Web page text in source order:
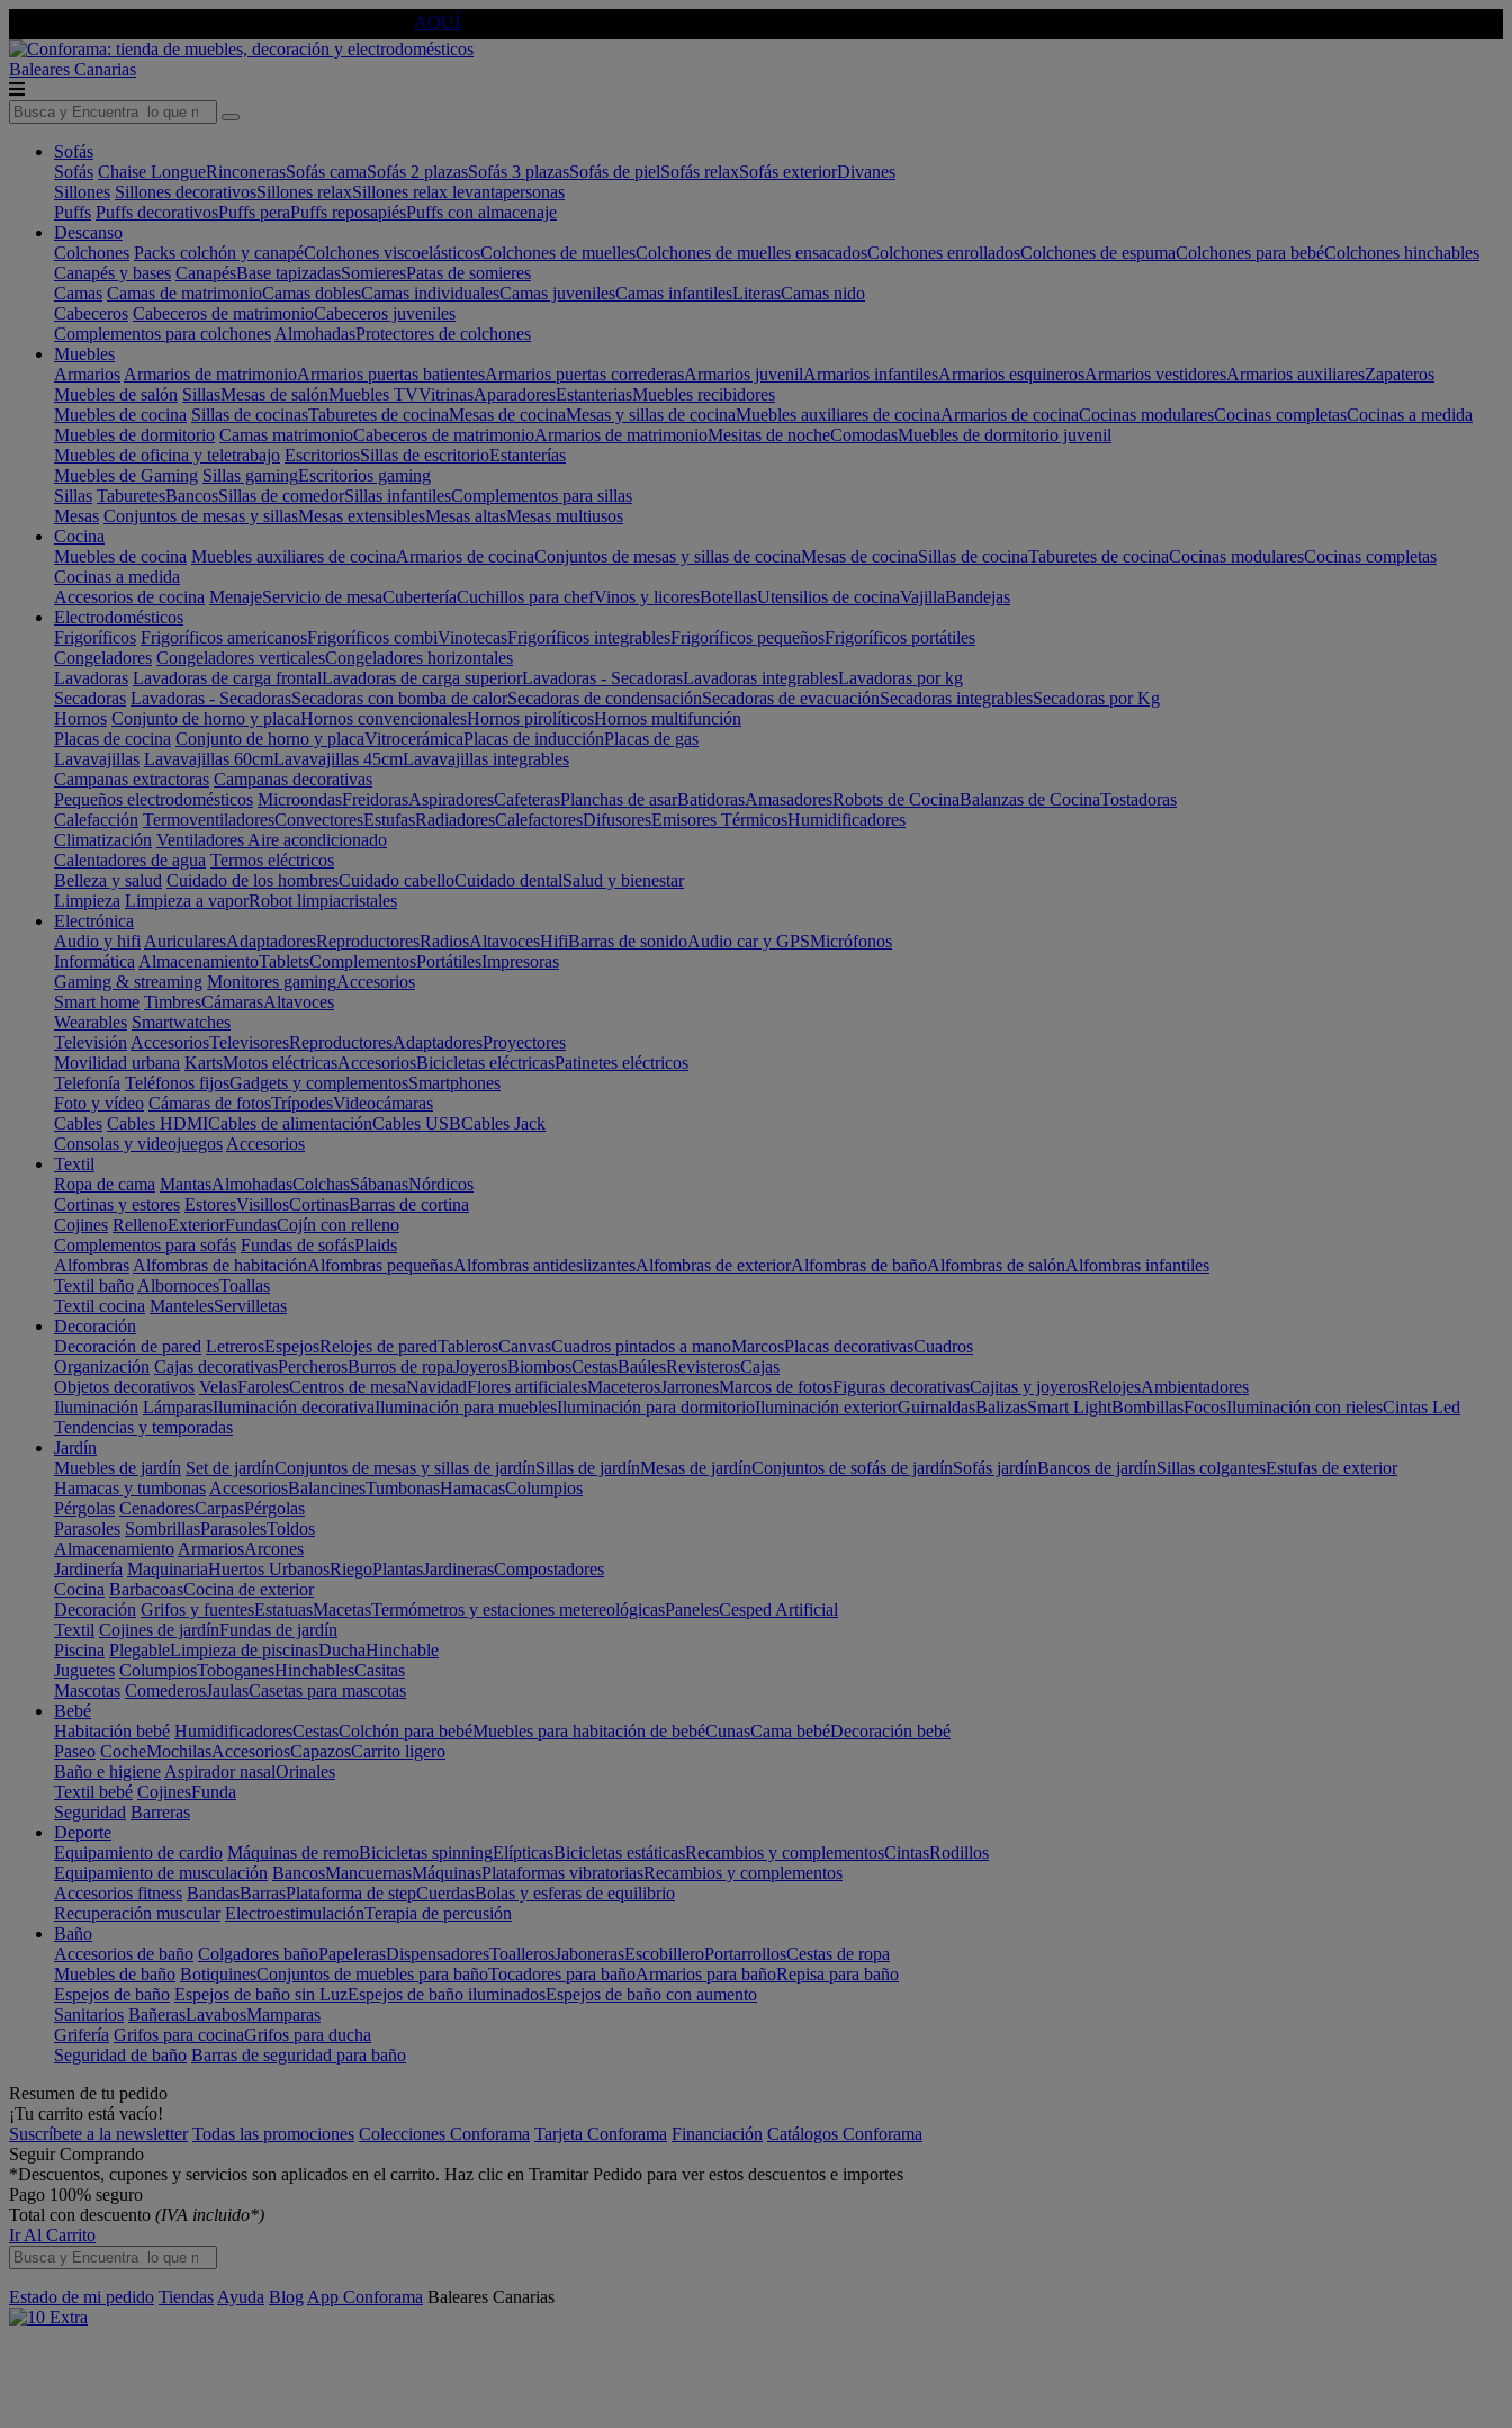
AQUÍ
Baleares Canarias
Sofás
Sofás Chaise LongueRinconerasSofás camaSofás 2 plazasSofás 3 plazasSofás de pielSofás relaxSofás exteriorDivanes
Sillones Sillones decorativosSillones relaxSillones relax levantapersonas
Puffs Puffs decorativosPuffs peraPuffs reposapiésPuffs con almacenaje
Descanso
Colchones Packs colchón y canapéColchones viscoelásticosColchones de muellesColchones de muelles ensacadosColchones enrolladosColchones de espumaColchones para bebéColchones hinchables
Canapés y bases CanapésBase tapizadasSomieresPatas de somieres
Camas Camas de matrimonioCamas doblesCamas individualesCamas juvenilesCamas infantilesLiterasCamas nido
Cabeceros Cabeceros de matrimonioCabeceros juveniles
Complementos para colchones AlmohadasProtectores de colchones
Muebles
Armarios Armarios de matrimonioArmarios puertas batientesArmarios puertas correderasArmarios juvenilArmarios infantilesArmarios esquinerosArmarios vestidoresArmarios auxiliaresZapateros
Muebles de salón SillasMesas de salónMuebles TVVitrinasAparadoresEstanteriasMuebles recibidores
Muebles de cocina Sillas de cocinasTaburetes de cocinaMesas de cocinaMesas y sillas de cocinaMuebles auxiliares de cocinaArmarios de cocinaCocinas modularesCocinas completasCocinas a medida
Muebles de dormitorio Camas matrimonioCabeceros de matrimonioArmarios de matrimonioMesitas de nocheComodasMuebles de dormitorio juvenil
Muebles de oficina y teletrabajo EscritoriosSillas de escritorioEstanterías
Muebles de Gaming Sillas gamingEscritorios gaming
Sillas TaburetesBancosSillas de comedorSillas infantilesComplementos para sillas
Mesas Conjuntos de mesas y sillasMesas extensiblesMesas altasMesas multiusos
Cocina
Muebles de cocina Muebles auxiliares de cocinaArmarios de cocinaConjuntos de mesas y sillas de cocinaMesas de cocinaSillas de cocinaTaburetes de cocinaCocinas modularesCocinas completas
Cocinas a medida
Accesorios de cocina MenajeServicio de mesaCuberteríaCuchillos para chefVinos y licoresBotellasUtensilios de cocinaVajillaBandejas
Electrodomésticos
Frigoríficos Frigoríficos americanosFrigoríficos combiVinotecasFrigoríficos integrablesFrigoríficos pequeñosFrigoríficos portátiles
Congeladores Congeladores verticalesCongeladores horizontales
Lavadoras Lavadoras de carga frontalLavadoras de carga superiorLavadoras - SecadorasLavadoras integrablesLavadoras por kg
Secadoras Lavadoras - SecadorasSecadoras con bomba de calorSecadoras de condensaciónSecadoras de evacuaciónSecadoras integrablesSecadoras por Kg
Hornos Conjunto de horno y placaHornos convencionalesHornos pirolíticosHornos multifunción
Placas de cocina Conjunto de horno y placaVitrocerámicaPlacas de inducciónPlacas de gas
Lavavajillas Lavavajillas 60cmLavavajillas 45cmLavavajillas integrables
Campanas extractoras Campanas decorativas
Pequeños electrodomésticos MicroondasFreidorasAspiradoresCafeterasPlanchas de asarBatidorasAmasadoresRobots de CocinaBalanzas de CocinaTostadoras
Calefacción TermoventiladoresConvectoresEstufasRadiadoresCalefactoresDifusoresEmisores TérmicosHumidificadores
Climatización Ventiladores Aire acondicionado
Calentadores de agua Termos eléctricos
Belleza y salud Cuidado de los hombresCuidado cabelloCuidado dentalSalud y bienestar
Limpieza Limpieza a vaporRobot limpiacristales
Electrónica
Audio y hifi AuricularesAdaptadoresReproductoresRadiosAltavocesHifiBarras de sonidoAudio car y GPSMicrófonos
Informática AlmacenamientoTabletsComplementosPortátilesImpresoras
Gaming & streaming Monitores gamingAccesorios
Smart home TimbresCámarasAltavoces
Wearables Smartwatches
Televisión AccesoriosTelevisoresReproductoresAdaptadoresProyectores
Movilidad urbana KartsMotos eléctricasAccesoriosBicicletas eléctricasPatinetes eléctricos
Telefonía Teléfonos fijosGadgets y complementosSmartphones
Foto y vídeo Cámaras de fotosTrípodesVideocámaras
Cables Cables HDMICables de alimentaciónCables USBCables Jack
Consolas y videojuegos Accesorios
Textil
Ropa de cama MantasAlmohadasColchasSábanasNórdicos
Cortinas y estores EstoresVisillosCortinasBarras de cortina
Cojines RellenoExteriorFundasCojín con relleno
Complementos para sofás Fundas de sofásPlaids
Alfombras Alfombras de habitaciónAlfombras pequeñasAlfombras antideslizantesAlfombras de exteriorAlfombras de bañoAlfombras de salónAlfombras infantiles
Textil baño AlbornocesToallas
Textil cocina MantelesServilletas
Decoración
Decoración de pared LetrerosEspejosRelojes de paredTablerosCanvasCuadros pintados a manoMarcosPlacas decorativasCuadros
Organización Cajas decorativasPercherosBurros de ropaJoyerosBiombosCestasBaúlesRevisterosCajas
Objetos decorativos VelasFarolesCentros de mesaNavidadFlores artificialesMaceterosJarronesMarcos de fotosFiguras decorativasCajitas y joyerosRelojesAmbientadores
Iluminación LámparasIluminación decorativaIluminación para mueblesIluminación para dormitorioIluminación exteriorGuirnaldasBalizasSmart LightBombillasFocosIluminación con rielesCintas Led
Tendencias y temporadas
Jardín
Muebles de jardín Set de jardínConjuntos de mesas y sillas de jardínSillas de jardínMesas de jardínConjuntos de sofás de jardínSofás jardínBancos de jardínSillas colgantesEstufas de exterior
Hamacas y tumbonas AccesoriosBalancinesTumbonasHamacasColumpios
Pérgolas CenadoresCarpasPérgolas
Parasoles SombrillasParasolesToldos
Almacenamiento ArmariosArcones
Jardinería MaquinariaHuertos UrbanosRiegoPlantasJardinerasCompostadores
Cocina BarbacoasCocina de exterior
Decoración Grifos y fuentesEstatuasMacetasTermómetros y estaciones metereológicasPanelesCesped Artificial
Textil Cojines de jardínFundas de jardín
Piscina PlegableLimpieza de piscinasDuchaHinchable
Juguetes ColumpiosToboganesHinchablesCasitas
Mascotas ComederosJaulasCasetas para mascotas
Bebé
Habitación bebé HumidificadoresCestasColchón para bebéMuebles para habitación de bebéCunasCama bebéDecoración bebé
Paseo CocheMochilasAccesoriosCapazosCarrito ligero
Baño e higiene Aspirador nasalOrinales
Textil bebé CojinesFunda
Seguridad Barreras
Deporte
Equipamiento de cardio Máquinas de remoBicicletas spinningElípticasBicicletas estáticasRecambios y complementosCintasRodillos
Equipamiento de musculación BancosMancuernasMáquinasPlataformas vibratoriasRecambios y complementos
Accesorios fitness BandasBarrasPlataforma de stepCuerdasBolas y esferas de equilibrio
Recuperación muscular ElectroestimulaciónTerapia de percusión
Baño
Accesorios de baño Colgadores bañoPapelerasDispensadoresToallerosJabonerasEscobilleroPortarrollosCestas de ropa
Muebles de baño BotiquinesConjuntos de muebles para bañoTocadores para bañoArmarios para bañoRepisa para baño
Espejos de baño Espejos de baño sin LuzEspejos de baño iluminadosEspejos de baño con aumento
Sanitarios BañerasLavabosMamparas
Grifería Grifos para cocinaGrifos para ducha
Seguridad de baño Barras de seguridad para baño
Resumen de tu pedido
¡Tu carrito está vacío!
Suscríbete a la newsletter Todas las promociones Colecciones Conforama Tarjeta Conforama Financiación Catálogos Conforama
Seguir Comprando
*Descuentos, cupones y servicios son aplicados en el carrito. Haz clic en Tramitar Pedido para ver estos descuentos e importes
Pago 100% seguro
Total con descuento (IVA incluido*)
Ir Al Carrito
Estado de mi pedido Tiendas Ayuda Blog App Conforama Baleares Canarias